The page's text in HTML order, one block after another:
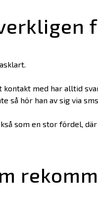
kontakt med har alltid
så hör han av sig via
som en stor fördel,